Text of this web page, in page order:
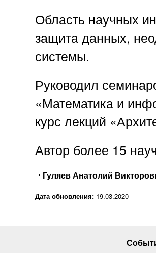
Область научных
защита данных,
системы.
Руководил
«Математика и
курс лекций
Автор более 15
Показать
Гуляев Анатолий
Дата обновления: 19.03.2020